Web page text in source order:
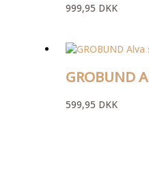
999,95 DKK
GROBUND
599,95 DKK